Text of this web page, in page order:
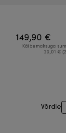
149,90 €
Käibemaksuga
29,01 €
Võrdle